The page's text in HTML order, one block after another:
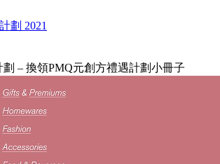
劃 2021
– 換領PMQ元創方禮遇計劃小冊子